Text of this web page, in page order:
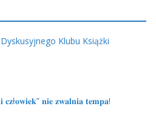
Klubu Książki
𝐧𝐢𝐞 𝐳𝐰𝐚𝐥𝐧𝐢𝐚 𝐭𝐞𝐦𝐩𝐚!